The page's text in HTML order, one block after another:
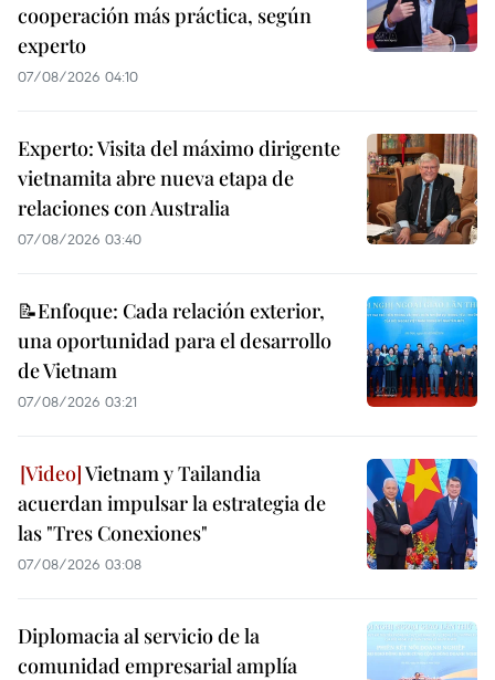
cooperación más práctica, según
experto
07/08/2026 04:10
Experto: Visita del máximo dirigente
vietnamita abre nueva etapa de
relaciones con Australia
07/08/2026 03:40
📝Enfoque: Cada relación exterior,
una oportunidad para el desarrollo
de Vietnam
07/08/2026 03:21
Vietnam y Tailandia
acuerdan impulsar la estrategia de
las "Tres Conexiones"
07/08/2026 03:08
Diplomacia al servicio de la
comunidad empresarial amplía